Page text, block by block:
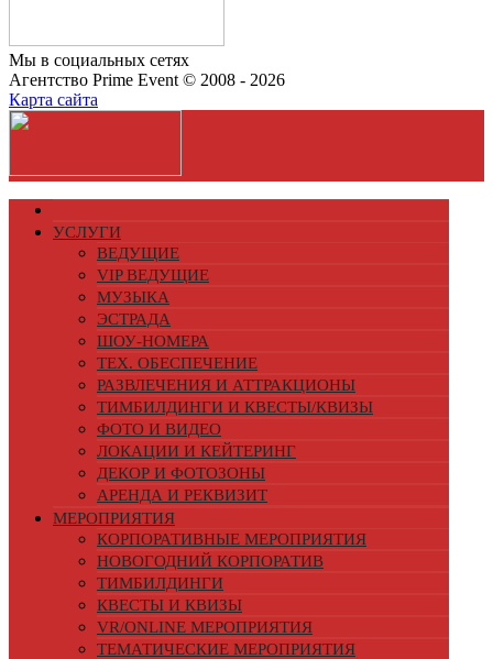
Мы в социальных сетях
Агентство Prime Event © 2008 - 2026
Карта сайта
УСЛУГИ
ВЕДУЩИЕ
VIP ВЕДУЩИЕ
МУЗЫКА
ЭСТРАДА
ШОУ-НОМЕРА
ТЕХ. ОБЕСПЕЧЕНИЕ
РАЗВЛЕЧЕНИЯ И АТТРАКЦИОНЫ
ТИМБИЛДИНГИ И КВЕСТЫ/КВИЗЫ
ФОТО И ВИДЕО
ЛОКАЦИИ И КЕЙТЕРИНГ
ДЕКОР И ФОТОЗОНЫ
АРЕНДА И РЕКВИЗИТ
МЕРОПРИЯТИЯ
КОРПОРАТИВНЫЕ МЕРОПРИЯТИЯ
НОВОГОДНИЙ КОРПОРАТИВ
ТИМБИЛДИНГИ
КВЕСТЫ И КВИЗЫ
VR/ONLINE МЕРОПРИЯТИЯ
ТЕМАТИЧЕСКИЕ МЕРОПРИЯТИЯ